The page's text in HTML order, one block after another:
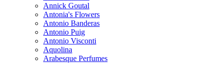
Annick Goutal
Antonia's Flowers
Antonio Banderas
Antonio Puig
Antonio Visconti
Aquolina
Arabesque Perfumes